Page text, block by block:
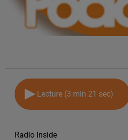
Lecture (3 min 21 sec)
Radio Inside